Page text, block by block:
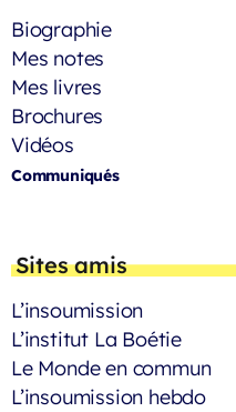
Biographie
Mes notes
Mes livres
Brochures
Vidéos
Communiqués
Sites amis
L’insoumission
L’institut La Boétie
Le Monde en commun
L’insoumission hebdo